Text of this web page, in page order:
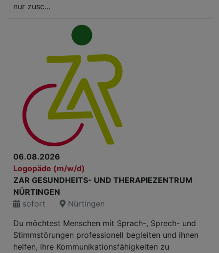
nur zusc...
06.08.2026
Logopäde (m/w/d)
ZAR GESUNDHEITS- UND THERAPIEZENTRUM
NÜRTINGEN
sofort
Nürtingen
Du möchtest Menschen mit Sprach-, Sprech- und
Stimmstörungen professionell begleiten und ihnen
helfen, ihre Kommunikationsfähigkeiten zu